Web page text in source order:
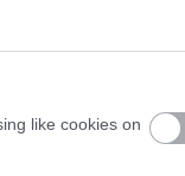
like cookies on
Ha